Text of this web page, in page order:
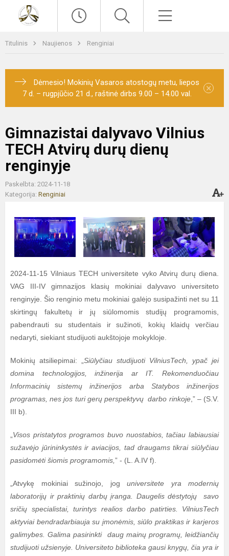
Titulinis Naujienos Renginiai
Dėmesio! Mokinių Vasaros atostogų metu, liepos
7 d. – rugpjūčio 21 d., raštinė dirbs 9.00 – 14.00 val.
×
Gimnazistai dalyvavo Vilnius
TECH Atvirų durų dienų
renginyje
Paskelbta: 2024-11-18
Kategorija: Renginiai
2024-11-15 Vilniaus TECH universitete vyko Atvirų durų diena.
VAG III-IV gimnazijos klasių mokiniai dalyvavo universiteto
renginyje. Šio renginio metu mokiniai galėjo susipažinti net su 11
skirtingų fakultetų ir jų siūlomomis studijų programomis,
pabendrauti su studentais ir sužinoti, kokių klaidų verčiau
nedaryti, siekiant studijuoti aukštojoje mokykloje.
Mokinių atsiliepimai: „ Siūlyčiau studijuoti VilniusTech, ypač jei
domina technologijos, inžinerija ar IT. Rekomenduočiau
Informacinių sistemų inžinerijos arba Statybos inžinerijos
programas, nes jos turi gerų perspektyvų darbo rinkoje,” – (S.V.
III b).
Visos pristatytos programos buvo nuostabios, tačiau labiausiai
sužavėjo jūrininkystės ir aviacijos, tad draugams tikrai siūlyčiau
pasidomėti šiomis programomis, ” - (L. A.IV f).
„Atvykę mokiniai sužinojo, jog universitete yra modernių
laboratorijų ir praktinių darbų įranga. Daugelis dėstytojų savo
sričių specialistai, turintys realios darbo patirties. VilniusTech
aktyviai bendradarbiauja su įmonėmis, siūlo praktikas ir karjeros
galimybes. Galima pasirinkti daug mainų programų, leidžiančių
studijuoti užsienyje. Universiteto biblioteka gausi knygų, čia yra ir